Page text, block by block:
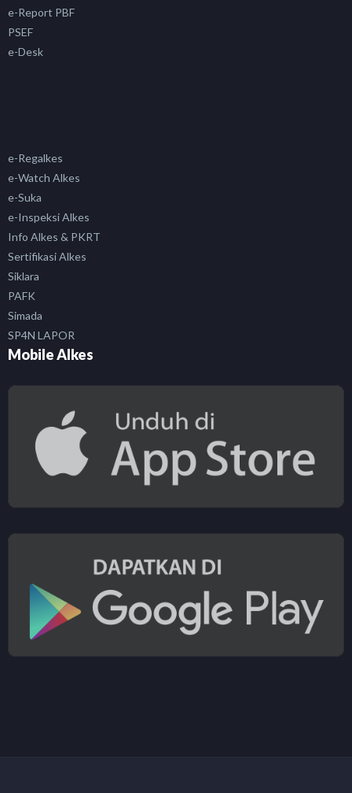
e-Report PBF
PSEF
e-Desk
e-Regalkes
e-Watch Alkes
e-Suka
e-Inspeksi Alkes
Info Alkes & PKRT
Sertifikasi Alkes
Siklara
PAFK
Simada
SP4N LAPOR
Mobile Alkes